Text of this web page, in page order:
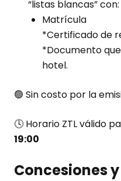
“listas blancas” con:
Matrícula
*Certificado de
*Documento
hotel.
🟢 Sin costo por la
🕓 Horario ZTL válido
19:00
Concesiones